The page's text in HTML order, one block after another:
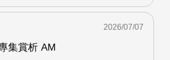
集賞析 AM
2026/07/07